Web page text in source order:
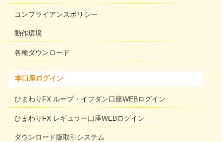
コンプライアンスポリシー
動作環境
各種ダウンロード
本口座ログイン
ひまわりFX ループ・イフダン口座WEBログイン
ひまわりFX レギュラー口座WEBログイン
ダウンロード版取引システム